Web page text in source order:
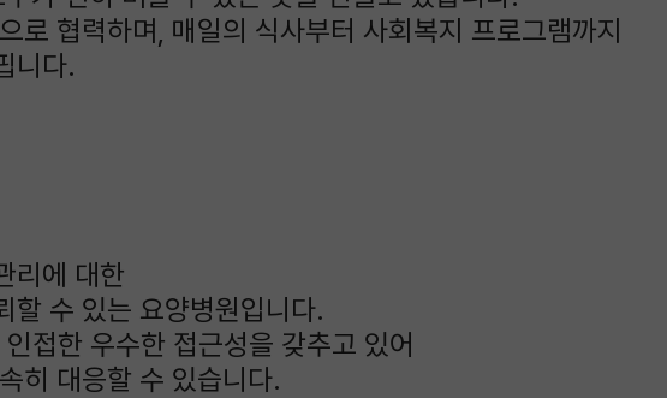
로 협력하며, 매일의 식사부터 사회복지 프로그램까지
니다.
리에 대한
할 수 있는 요양병원입니다.
인접한 우수한 접근성을 갖추고 있어
히 대응할 수 있습니다.